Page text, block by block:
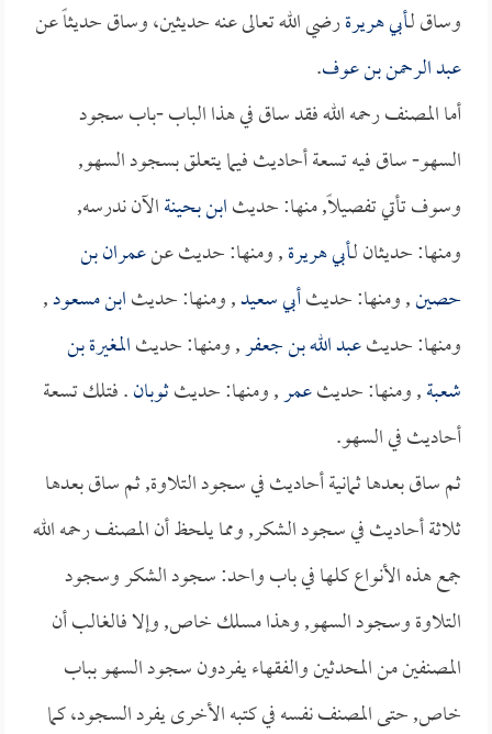
وساق لـأبي هريرةرضي الله تعالى عنه حديثين، وساق حديثاً عن
عبد الرحمن بن عوف.
أما المصنف رحمه الله فقد ساق في هذا الباب -باب سجود
السهو- ساق فيه تسعة أحاديث فيما يتعلق بسجود السهو,
وسوف تأتي تفصيلاً, منها: حديثابن بحينةالآن ندرسه,
ومنها: حديثان لـأبي هريرة, ومنها: حديث عنعمران بن
حصين, ومنها: حديثأبي سعيد, ومنها: حديثابن مسعود,
ومنها: حديثعبد الله بن جعفر, ومنها: حديثالمغيرة بن
شعبة, ومنها: حديثعمر, ومنها: حديثثوبان. فتلك تسعة
أحاديث في السهو.
ثم ساق بعدها ثمانية أحاديث في سجود التلاوة, ثم ساق بعدها
ثلاثة أحاديث في سجود الشكر, ومما يلحظ أن المصنف رحمه الله
جمع هذه الأنواع كلها في باب واحد: سجود الشكر وسجود
التلاوة وسجود السهو, وهذا مسلك خاص, وإلا فالغالب أن
المصنفين من المحدثين والفقهاء يفردون سجود السهو بباب
خاص, حتى المصنف نفسه في كتبه الأخرى يفرد السجود، كما